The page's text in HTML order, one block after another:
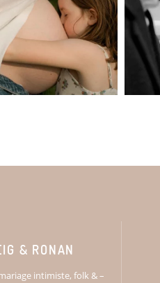
& RONAN
intimiste, folk & –